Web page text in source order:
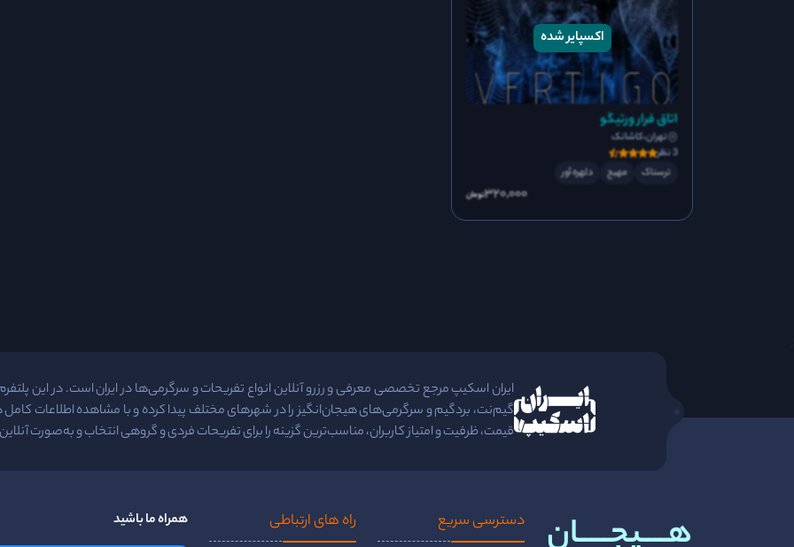
اتاق فرار ورتیگو
تهران،کاشانک
3 نظر
ترسناک
مهیج دلهره آور
320٬000تومان
ایران اسکیپ مرجع تخصصی معرفی و رزرو آنلاین انواع تفریحات و سرگرمی‌ها در ایران است. در این
گیم‌نت، بردگیم و سرگرمی‌های هیجان‌انگیز را در شهرهای مختلف پیدا کرده و با مشاهده اطلاعات
قیمت، ظرفیت و امتیاز کاربران، مناسب‌ترین گزینه را برای تفریحات فردی و گروهی انتخاب و به‌صورت
دسترسی سریع راه ‌های ارتباطی همراه ما باشید